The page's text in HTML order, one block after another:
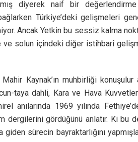
diyerek naif bir
Türkiye’deki gelişmeleri
Ancak Yetkin bu sessiz kalma
ve solun içindeki diğer istihbarî
Kaynak’ın muhbirliği konuşulur
taya dahli, Kara ve Hava
anılarında 1969 yılında
dergilerini gördüğünü anlatır. Ki bu
sürecin bayraktarlığını